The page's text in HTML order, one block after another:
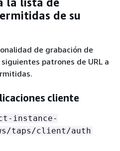
de su
de grabación de
patrones de URL a
cliente
instance-
taps/client/auth